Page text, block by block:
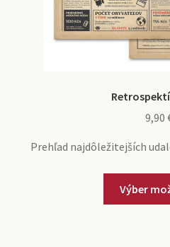
9,90
Prehľad najdôležitejších
Výber